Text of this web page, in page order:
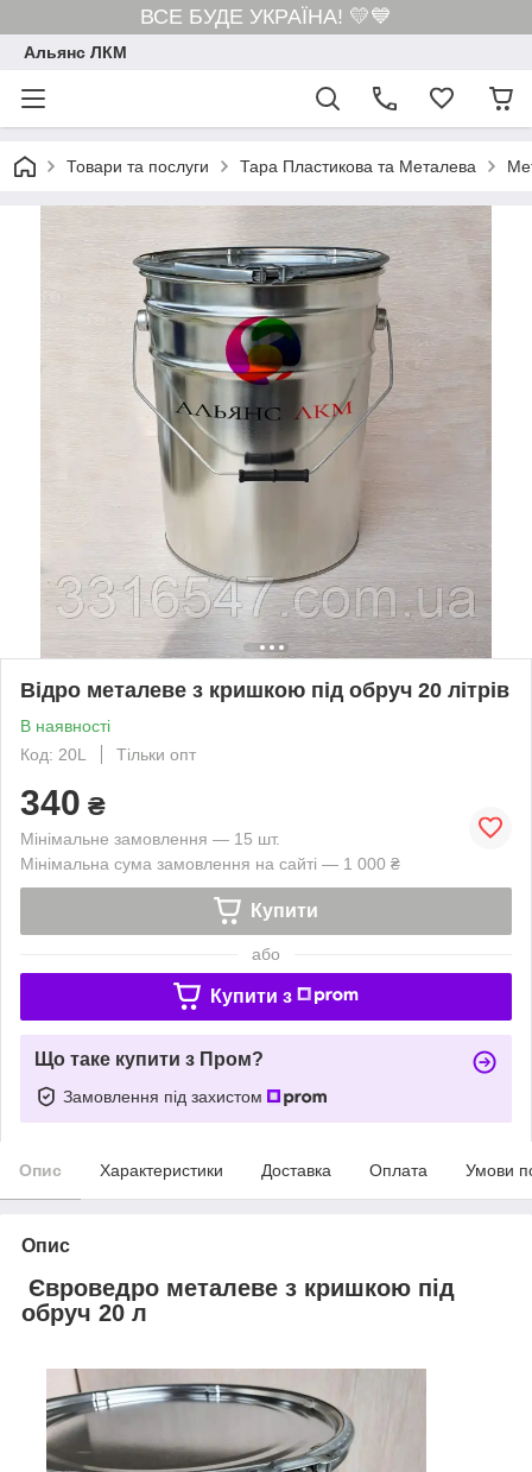
ВСЕ БУДЕ УКРАЇНА! 💛💙
Альянс ЛКМ
Товари та послуги Тара Пластикова та Металева
Відро металеве з кришкою під обруч 20 літрів
В наявності
Код: 20L
Тільки опт
340 ₴
Мінімальне замовлення — 15 шт.
Мінімальна сума замовлення на сайті — 1 000 ₴
Купити
або
Купити з
Що таке купити з Пром?
Замовлення під захистом
Опис Характеристики Доставка Оплата Умови
Опис
Євроведро металеве з кришкою під
обруч 20 л